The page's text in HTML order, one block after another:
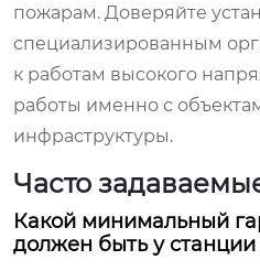
пожарам. Доверяйте
специализированным
к работам высокого
работы именно с
инфраструктуры.
Часто
Какой минимальный
должен быть у станции